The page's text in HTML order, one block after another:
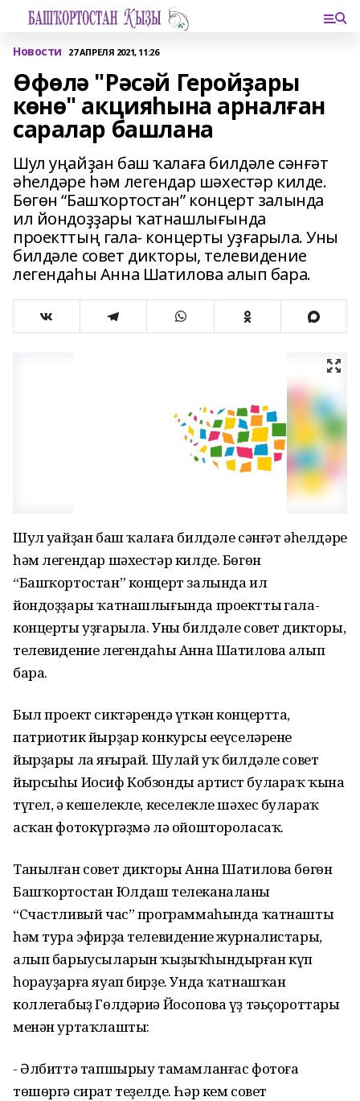
Новости 27 АПРЕЛЯ 2021, 11:26
Өфөлә "Рәсәй Геройҙары
көнө" акцияһына арналған
саралар башлана
Шул уңайҙан баш ҡалаға билдәле сәнғәт
әһелдәре һәм легендар шәхестәр килде.
Бөгөн “Башҡортостан” концерт залында
ил йондоҙҙары ҡатнашлығында
проекттың гала- концерты уҙғарыла. Уны
билдәле совет дикторы, телевидение
легендаһы Анна Шатилова алып бара.
Шул уңайҙан баш ҡалаға билдәле сәнғәт әһелдәре
һәм легендар шәхестәр килде. Бөгөн
“Башҡортостан” концерт залында ил
йондоҙҙары ҡатнашлығында проекттың гала-
концерты уҙғарыла. Уны билдәле совет дикторы,
телевидение легендаһы Анна Шатилова алып
бара.
Был проект сиктәрендә үткән концертта,
патриотик йырҙар конкурсы еңеүселәренең
йырҙары ла яңғырай. Шулай уҡ билдәле совет
йырсыһы Иосиф Кобзонды артист булараҡ ҡына
түгел, ә кешелекле, кеселекле шәхес булараҡ
асҡан фотокүргәҙмә лә ойоштороласаҡ.
Танылған совет дикторы Анна Шатилова бөгөн
Башҡортостан Юлдаш телеканаланың
“Счастливый час” программаһында ҡатнашты
һәм тура эфирҙа телевидение журналистары,
алып барыусыларын ҡыҙыҡһындырған күп
һорауҙарға яуап бирҙе. Унда ҡатнашҡан
коллегабыҙ Гөлдәриә Йосопова үҙ тәьҫороттары
менән уртаҡлашты:
- Әлбиттә тапшырыу тамамланғас фотоға
төшөргә сират теҙелде. Һәр кем совет